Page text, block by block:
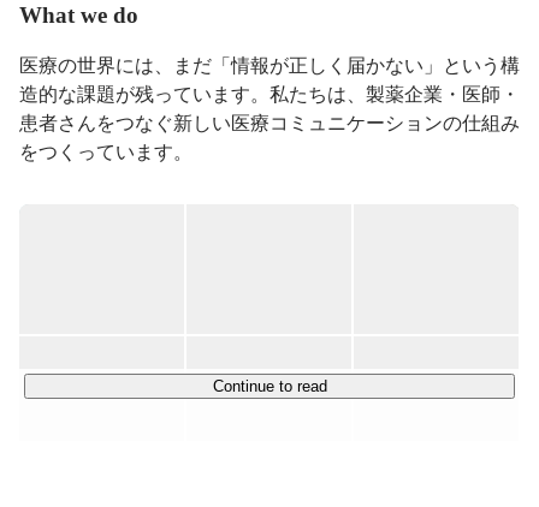
What we do
医療の世界には、まだ「情報が正しく届かない」という構
造的な課題が残っています。私たちは、製薬企業・医師・
患者さんをつなぐ新しい医療コミュニケーションの仕組み
をつくっています。
なる事業です。
Continue to read